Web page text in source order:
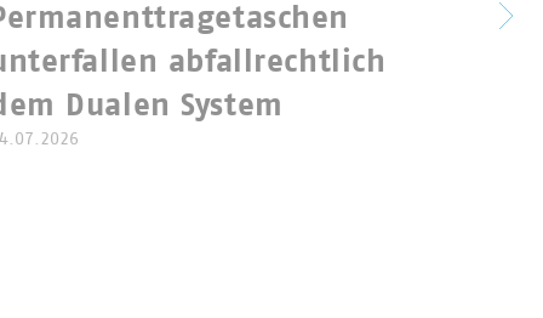
abfallrechtlich
Dualen System